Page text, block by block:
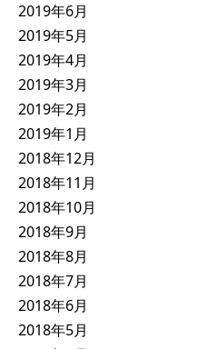
2019年6月
2019年5月
2019年4月
2019年3月
2019年2月
2019年1月
2018年12月
2018年11月
2018年10月
2018年9月
2018年8月
2018年7月
2018年6月
2018年5月